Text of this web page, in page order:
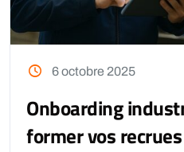
6 octobre 2025
Onboarding
former vos recrues